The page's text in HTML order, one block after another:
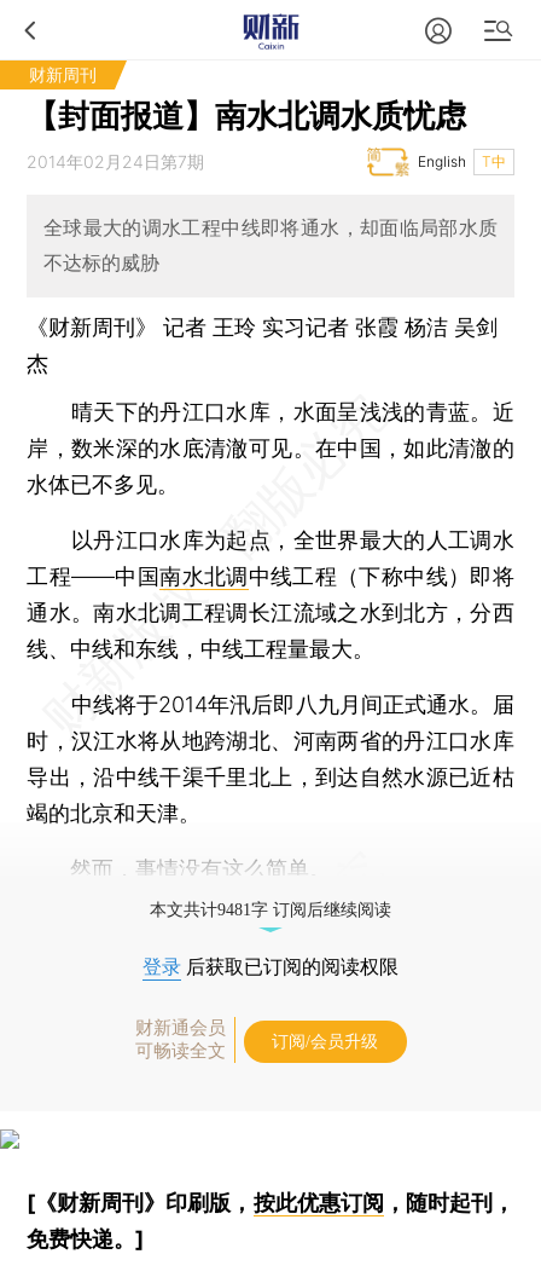
财新周刊
【封面报道】南水北调水质忧虑
2014年02月24日第7期 T中
English
全球最大的调水工程中线即将通水，却面临局部水质
不达标的威胁
《财新周刊》 记者 王玲 实习记者 张霞 杨洁 吴剑
杰
晴天下的丹江口水库，水面呈浅浅的青蓝。近
岸，数米深的水底清澈可见。在中国，如此清澈的
水体已不多见。
以丹江口水库为起点，全世界最大的人工调水
工程——中国南水北调中线工程（下称中线）即将
通水。南水北调工程调长江流域之水到北方，分西
线、中线和东线，中线工程量最大。
中线将于2014年汛后即八九月间正式通水。届
时，汉江水将从地跨湖北、河南两省的丹江口水库
导出，沿中线干渠千里北上，到达自然水源已近枯
竭的北京和天津。
然而，事情没有这么简单。
本文共计9481字 订阅后继续阅读
登录 后获取已订阅的阅读权限
财新通会员
可畅读全文
订阅/会员升级
[《财新周刊》印刷版， 按此优惠订阅 ，随时起刊，
免费快递。]